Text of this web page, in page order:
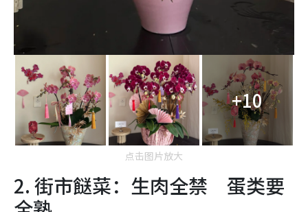
+10
点击图片放大
2. 街市餸菜：生肉全禁 蛋类要